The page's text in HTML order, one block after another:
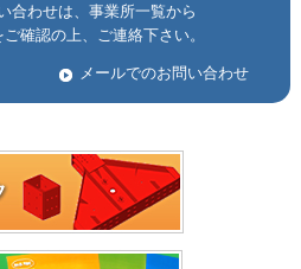
合わせは、事業所一覧から
確認の上、ご連絡下さい。
メールでのお問い合わせ